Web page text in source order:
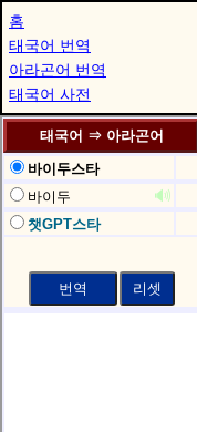
홈
태국어 번역
아라곤어 번역
태국어 사전